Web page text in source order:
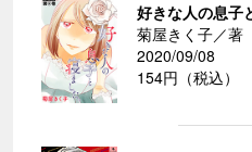
好きな人の息
菊屋きく子／著
2020/09/08
154円（税込）